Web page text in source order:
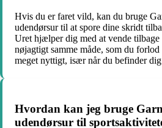
Hvis du er faret vild, kan du bruge
udendørsur til at spore dine skridt
Uret hjælper dig med at vende
nøjagtigt samme måde, som du
meget nyttigt, især når du befinder
Hvordan kan jeg bruge
udendørsur til